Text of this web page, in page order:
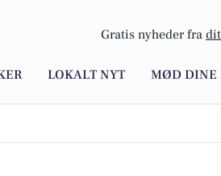
Gratis nyheder fra dit
LOKALT NYT MØD DINE